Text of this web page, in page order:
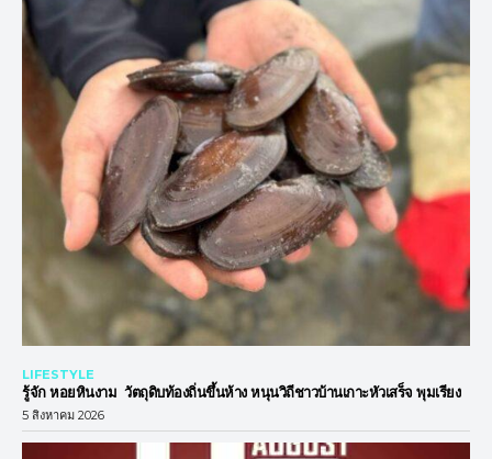
LIFESTYLE
รู้จัก หอยหินงาม วัตถุดิบท้องถิ่นขึ้นห้าง หนุนวิถีชาวบ้านเกาะหัวเสร็จ พุมเรียง
5 สิงหาคม 2026